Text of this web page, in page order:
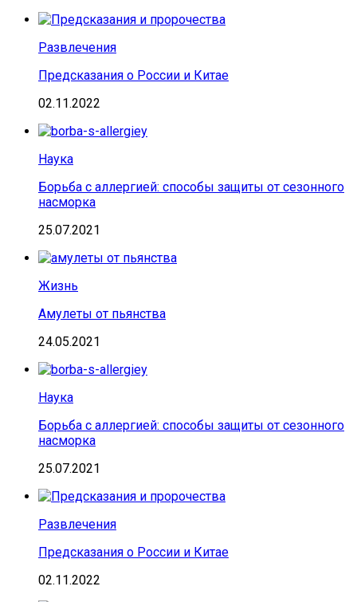
Развлечения
Предсказания о России и Китае
02.11.2022
Наука
Борьба с аллергией: способы защиты от сезонного
насморка
25.07.2021
Жизнь
Амулеты от пьянства
24.05.2021
Наука
Борьба с аллергией: способы защиты от сезонного
насморка
25.07.2021
Развлечения
Предсказания о России и Китае
02.11.2022